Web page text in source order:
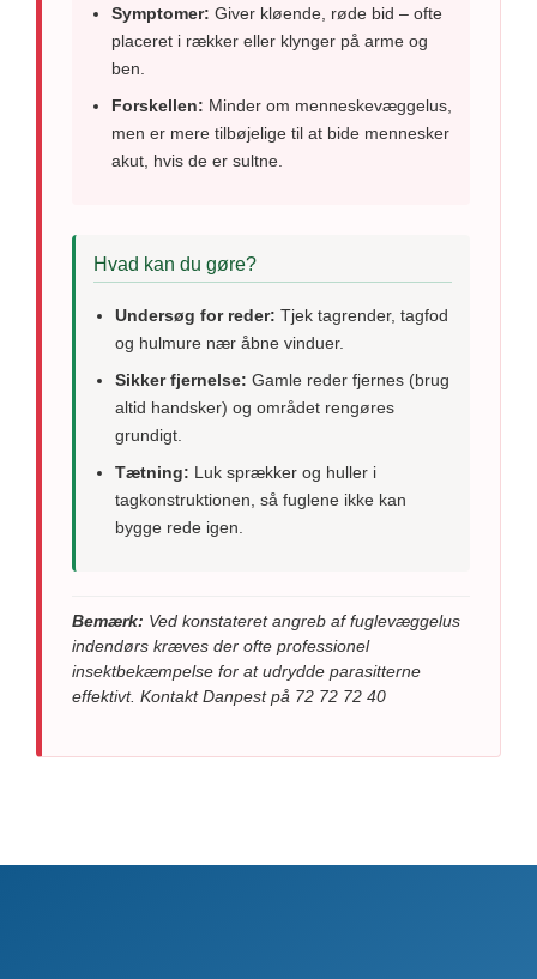
Symptomer: Giver kløende, røde bid – ofte
placeret i rækker eller klynger på arme og
ben.
Forskellen: Minder om menneskevæggelus,
men er mere tilbøjelige til at bide mennesker
akut, hvis de er sultne.
Hvad kan du gøre?
Undersøg for reder: Tjek tagrender, tagfod
og hulmure nær åbne vinduer.
Sikker fjernelse: Gamle reder fjernes (brug
altid handsker) og området rengøres
grundigt.
Tætning: Luk sprækker og huller i
tagkonstruktionen, så fuglene ikke kan
bygge rede igen.
Bemærk: Ved konstateret angreb af fuglevæggelus
indendørs kræves der ofte professionel
insektbekæmpelse for at udrydde parasitterne
effektivt. Kontakt Danpest på 72 72 72 40